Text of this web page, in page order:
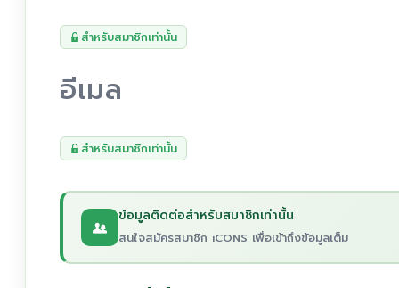
สำหรับสมาชิกเท่านั้น
อีเมล
สำหรับสมาชิกเท่านั้น
ข้อมูลติดต่อสำหรับสมาชิกเท่านั้น
สนใจสมัครสมาชิก iCONS เพื่อเข้าถึงข้อมูลเต็ม